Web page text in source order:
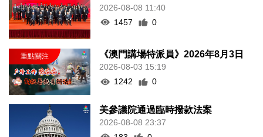
2026-08-08 11:40
1457
0
《澳門講場特派員》2026年8月3日
2026-08-03 15:19
1242
0
美參議院通過臨時撥款法案
2026-08-08 23:37